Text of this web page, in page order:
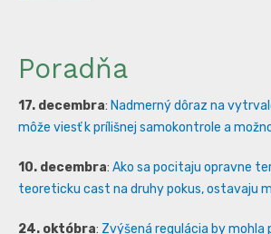
Poradňa
17. decembra: Nadmerný dôraz na
môže viesť k prílišnej samokontrole a
10. decembra: Ako sa pocitaju opravne
teoreticku cast na druhy pokus, ostavaju
24. októbra: Zvýšená regulácia by mohla